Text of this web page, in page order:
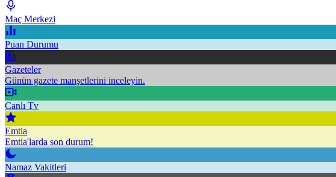
Maç Merkezi
Puan Durumu
Gazeteler
Günün gazete manşetlerini inceleyin.
Canlı Tv
Emtia
Emtia'larda son durum!
Namaz Vakitleri